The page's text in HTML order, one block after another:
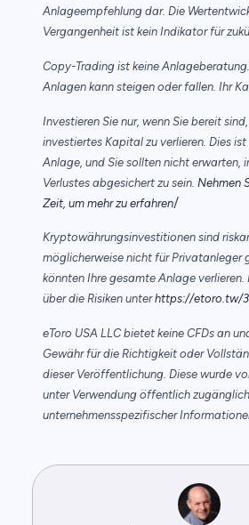
Anlageempfehlung dar. Die
Vergangenheit ist kein Indikator für
Copy-Trading ist keine
Anlagen kann steigen oder fallen. Ihr
Investieren Sie nur, wenn Sie bereit
investiertes Kapital zu verlieren. Dies ist
Anlage, und Sie sollten nicht erwarten,
Verlustes abgesichert zu sein. Nehmen
Zeit, um mehr zu erfahren/
Kryptowährungsinvestitionen sind
möglicherweise nicht für Privatanleger
könnten Ihre gesamte Anlage verlieren.
über die Risiken unter https://etoro.tw/
eToro USA LLC bietet keine CFDs an
Gewähr für die Richtigkeit oder
dieser Veröffentlichung. Diese wurde
unter Verwendung öffentlich
unternehmensspezifischer